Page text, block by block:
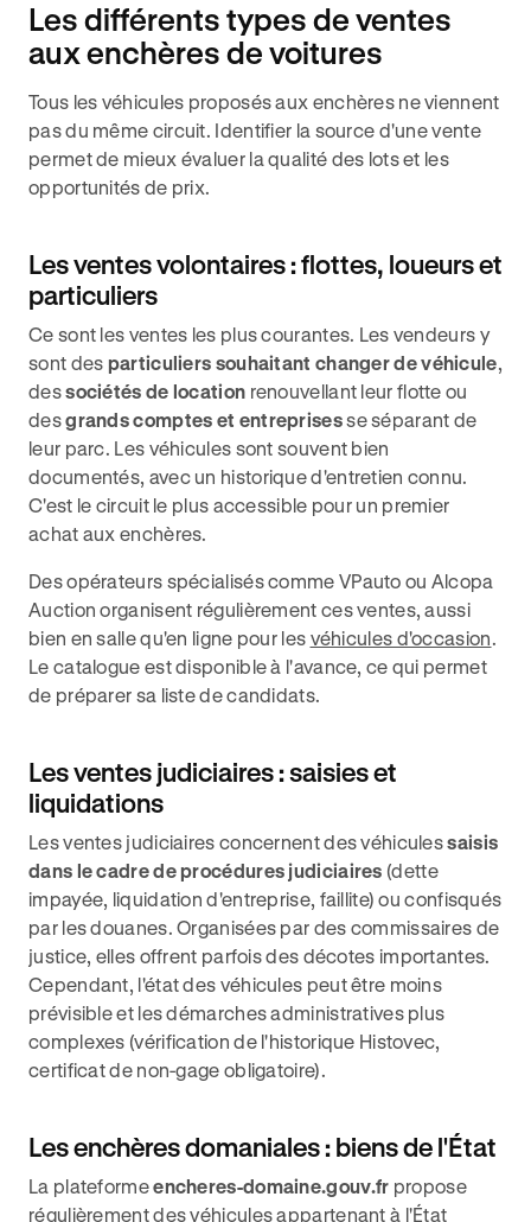
Les différents types de ventes
aux enchères de voitures
Tous les véhicules proposés aux enchères ne viennent
pas du même circuit. Identifier la source d'une vente
permet de mieux évaluer la qualité des lots et les
opportunités de prix.
Les ventes volontaires : flottes, loueurs et
particuliers
Ce sont les ventes les plus courantes. Les vendeurs y
sont des particuliers souhaitant changer de véhicule,
dessociétés de location renouvellant leur flotte ou
desgrands comptes et entreprisesse séparant de
leur parc. Les véhicules sont souvent bien
documentés, avec un historique d'entretien connu.
C'est le circuit le plus accessible pour un premier
achat aux enchères.
Des opérateurs spécialisés comme VPauto ou Alcopa
Auction organisent régulièrement ces ventes, aussi
bien en salle qu'en ligne pour les véhicules d'occasion.
Le catalogue est disponible à l'avance, ce qui permet
de préparer sa liste de candidats.
Les ventes judiciaires : saisies et
liquidations
Les ventes judiciaires concernent des véhiculessaisis
dans le cadre de procédures judiciaires (dette
impayée, liquidation d'entreprise, faillite) ou confisqués
par les douanes. Organisées par des commissaires de
justice, elles offrent parfois des décotes importantes.
Cependant, l'état des véhicules peut être moins
prévisible et les démarches administratives plus
complexes (vérification de l'historique Histovec,
certificat de non-gage obligatoire).
Les enchères domaniales : biens de l'État
La plateformeencheres-domaine.gouv.fr propose
régulièrement des véhicules appartenant à l'État